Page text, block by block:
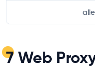
7 Web